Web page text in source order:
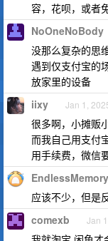
容，花呗，或者
NoOneNoBody
没那么复杂的思
遇到仅支付宝的
放家里的设备
iixy Jan 1,
很多啊，小摊贩
而我自己用支付
用手续费，微信要
EndlessMemory
应该不少，但是
comexb Jan